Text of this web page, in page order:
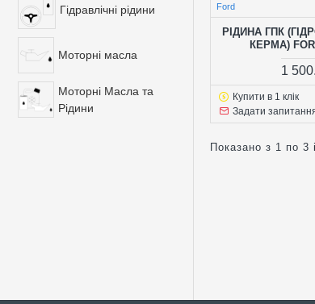
Гідравлічні рідини
Моторні масла
Моторні Масла та
Рідини
Ford
РІДИНА ГПК
КЕРМА)
1
Купити в 1 клік
Задати
Показано з 1 по 3